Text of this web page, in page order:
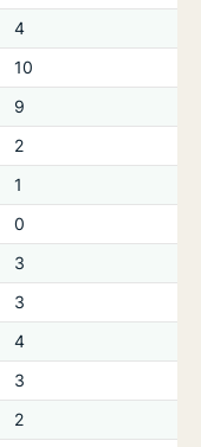
4
10
9
2
1
0
3
3
4
3
2